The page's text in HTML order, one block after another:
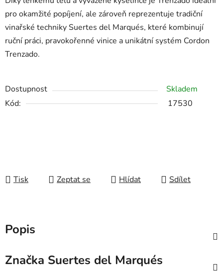
pro okamžité popíjení, ale zároveň reprezentuje tradiční
vinařské techniky Suertes del Marqués, které kombinují
ruční práci, pravokořenné vinice a unikátní systém Cordon
Trenzado.
Dostupnost
Skladem
Kód:
17530
Tisk Zeptat se Hlídat Sdílet
Popis
Značka Suertes del Marqués